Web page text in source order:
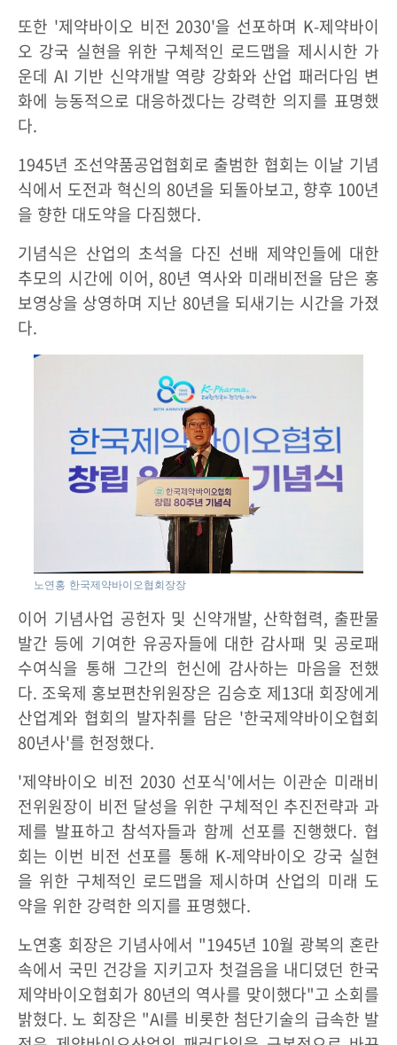
또한 '제약바이오 비전 2030'을 선포하며 K-제약바이
오 강국 실현을 위한 구체적인 로드맵을 제시시한 가
운데 AI 기반 신약개발 역량 강화와 산업 패러다임 변
화에 능동적으로 대응하겠다는 강력한 의지를 표명했
다.
1945년 조선약품공업협회로 출범한 협회는 이날 기념
식에서 도전과 혁신의 80년을 되돌아보고, 향후 100년
을 향한 대도약을 다짐했다.
기념식은 산업의 초석을 다진 선배 제약인들에 대한
추모의 시간에 이어, 80년 역사와 미래비전을 담은 홍
보영상을 상영하며 지난 80년을 되새기는 시간을 가졌
다.
노연홍 한국제약바이오협회장장
이어 기념사업 공헌자 및 신약개발, 산학협력, 출판물
발간 등에 기여한 유공자들에 대한 감사패 및 공로패
수여식을 통해 그간의 헌신에 감사하는 마음을 전했
다. 조욱제 홍보편찬위원장은 김승호 제13대 회장에게
산업계와 협회의 발자취를 담은 '한국제약바이오협회
80년사'를 헌정했다.
'제약바이오 비전 2030 선포식'에서는 이관순 미래비
전위원장이 비전 달성을 위한 구체적인 추진전략과 과
제를 발표하고 참석자들과 함께 선포를 진행했다. 협
회는 이번 비전 선포를 통해 K-제약바이오 강국 실현
을 위한 구체적인 로드맵을 제시하며 산업의 미래 도
약을 위한 강력한 의지를 표명했다.
노연홍 회장은 기념사에서 "1945년 10월 광복의 혼란
속에서 국민 건강을 지키고자 첫걸음을 내디뎠던 한국
제약바이오협회가 80년의 역사를 맞이했다"고 소회를
밝혔다. 노 회장은 "AI를 비롯한 첨단기술의 급속한 발